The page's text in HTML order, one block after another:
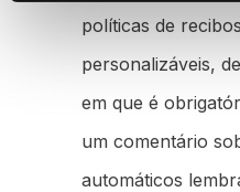
políticas de
personalizáveis,
em que é
um comentário
automáticos